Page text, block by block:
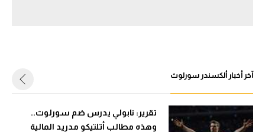
كرة السلة الأمريكية
كرة سلة
كرة يد
آخر أخبار ألكسندر سورلوث
تقرير: نابولي يدرس ضم سورلوث..
وهذه مطالب أتلتيكو مدريد المالية